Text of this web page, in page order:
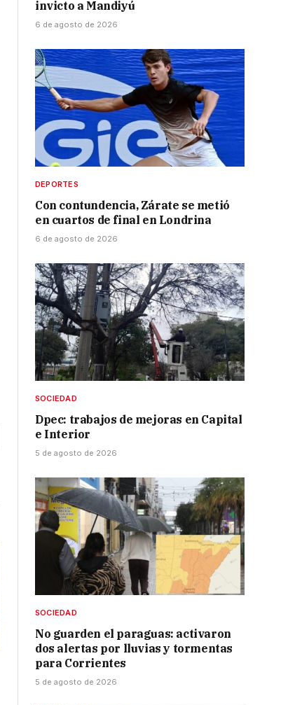
invicto a Mandiyú
6 de agosto de 2026
DEPORTES
Con contundencia, Zárate se metió
en cuartos de final en Londrina
6 de agosto de 2026
SOCIEDAD
Dpec: trabajos de mejoras en Capital
e Interior
5 de agosto de 2026
SOCIEDAD
No guarden el paraguas: activaron
dos alertas por lluvias y tormentas
para Corrientes
5 de agosto de 2026